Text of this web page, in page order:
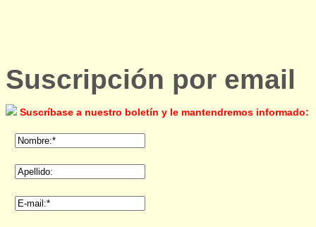
Suscripción por email
Suscríbase a nuestro boletín y le mantendremos informado: